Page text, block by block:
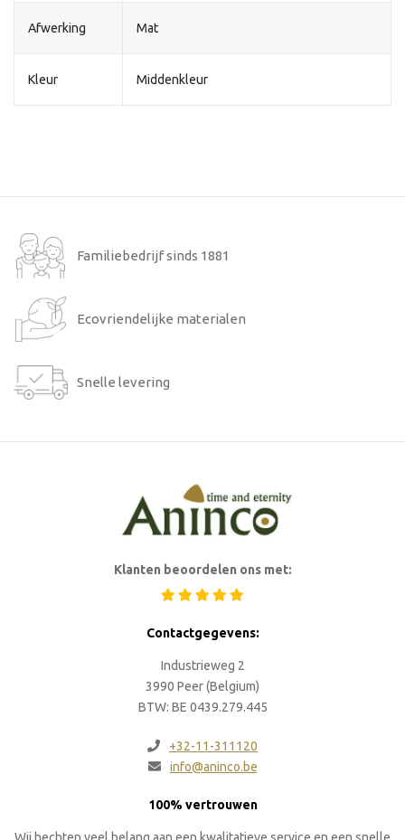
Afwerking Mat
Kleur Middenkleur
Familiebedrijf sinds 1881
Ecovriendelijke materialen
Snelle levering
Klanten beoordelen ons met:
Contactgegevens:
Industrieweg 2
3990 Peer (Belgium)
BTW: BE 0439.279.445
+32-11-311120
info@aninco.be
100% vertrouwen
Wij hechten veel belang aan een kwalitatieve service en een snelle